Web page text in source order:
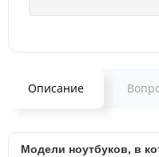
Описание
Модели ноутбуков, в